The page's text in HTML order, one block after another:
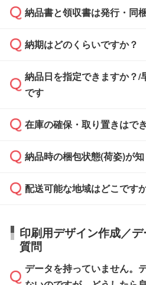
基本的には先入金をお願い
どの場合は、月末締め翌月
また、卒業・卒園記念品で
校や幼稚園・保育園であれ
ご希望の際は担当スタッフ
ください。
納品書と領収書は発行・同
納品書・領収書は ご依頼を
ず、通常はPDFデータを
ます。
たは注文フォームの『ご注
納期はどのくらいですか？
・印刷する場合(500個程度)
ご入金、イメージ画像の
ご入金確認後、1～2営業
タッフまでお問い合わせ
ル」に注文予定日をご入
納品日を指定できますか？/
です
ご希望の納期がある場合は
い。
応が可能かご案内いたしま
す。>>対象商品はこちら
※最短出荷日は商品によっ
品ページにてご確認くださ
在庫の確保・取り置きはで
ご入金確認後に在庫を確保
はできかねますので予めご
納品時の梱包状態(荷姿)が
商品によって異なります。
す。(白箱、化粧箱、ブリ
【袋入り】 商品がひとつ
す。(透明袋、デザイン袋
【個包装なし】 個包装が
配送可能な地域はどこです
日本全国へお届けが可能
直接納品は行っておりま
ださい。
印刷用デザイン作成／
質問
データを持っていません。